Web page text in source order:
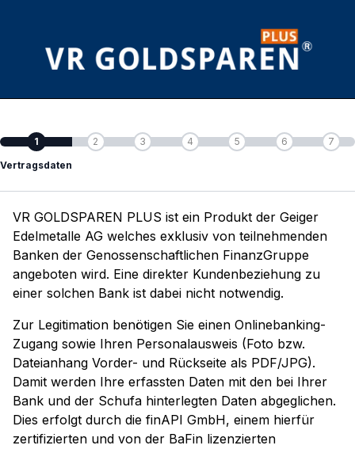
1
Vertragsdaten
2 3 4 5 6 7
VR GOLDSPAREN PLUS ist ein Produkt der Geiger
Edelmetalle AG welches exklusiv von teilnehmenden
Banken der Genossenschaftlichen FinanzGruppe
angeboten wird. Eine direkter Kundenbeziehung zu
einer solchen Bank ist dabei nicht notwendig.
Zur Legitimation benötigen Sie einen Onlinebanking-
Zugang sowie Ihren Personalausweis (Foto bzw.
Dateianhang Vorder- und Rückseite als PDF/JPG).
Damit werden Ihre erfassten Daten mit den bei Ihrer
Bank und der Schufa hinterlegten Daten abgeglichen.
Dies erfolgt durch die finAPI GmbH, einem hierfür
zertifizierten und von der BaFin lizenzierten